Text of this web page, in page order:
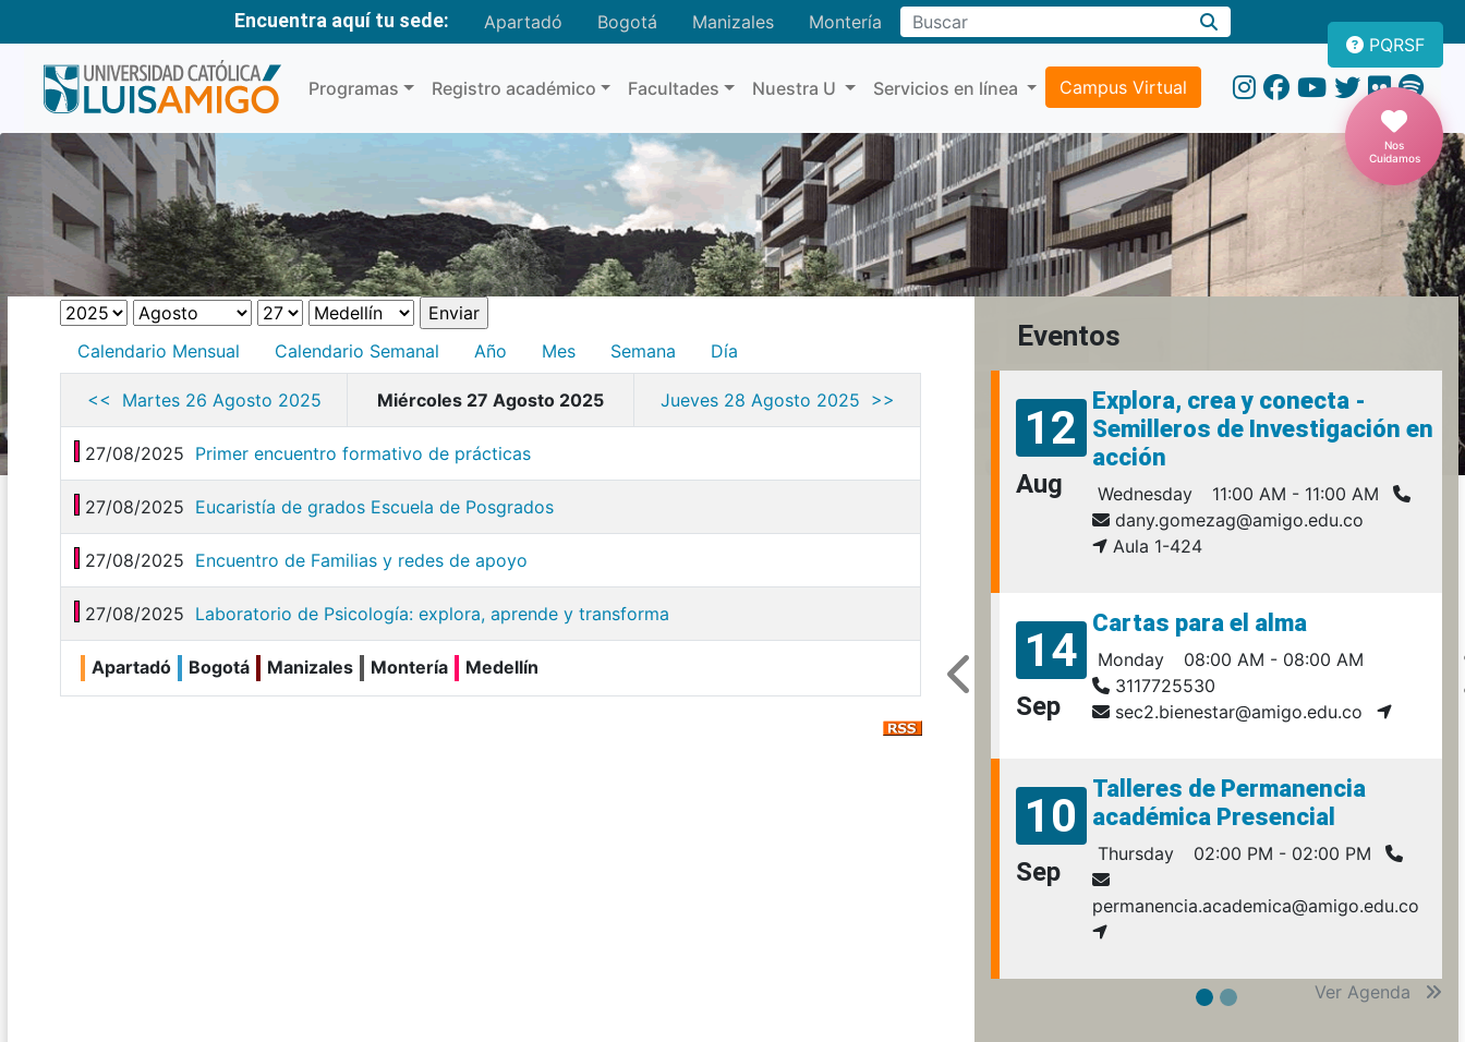
Encuentra aquí tu sede: Apartadó Bogotá Manizales MonteríaBuscar
Programas Registro académico Facultades Nuestra U Servicios en línea Campus Virtual
PQRSF
Nos
Cuidamos
Calendario Mensual Calendario Semanal Año Mes Semana Día
<< Martes 26 Agosto 2025 Miércoles 27 Agosto 2025 Jueves 28 Agosto 2025 >>
27/08/2025 Primer encuentro formativo de prácticas
27/08/2025 Eucaristía de grados Escuela de Posgrados
27/08/2025 Encuentro de Familias y redes de apoyo
27/08/2025 Laboratorio de Psicología: explora, aprende y transforma
Apartadó Bogotá Manizales Montería Medellín
Eventos
12
Aug
Explora, crea y conecta -
Semilleros de Investigación en
acción
Wednesday
11:00 AM - 11:00 AM
dany.gomezag@amigo.edu.co
Aula 1-424
14
Sep
Cartas para el alma
Monday
08:00 AM - 08:00 AM
3117725530
sec2.bienestar@amigo.edu.co
10
Sep
Talleres de Permanencia
académica Presencial
Thursday 02:00 PM - 02:00 PM
permanencia.academica@amigo.edu.co
Ver Agenda